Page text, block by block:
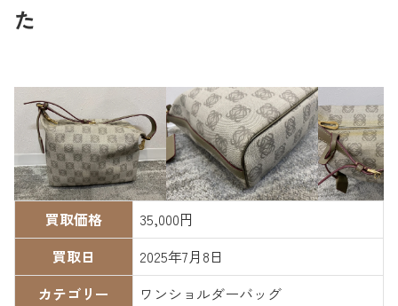
た
買取価格
35,000円
買取日
2025年7月8日
カテゴリー
ワンショルダーバッグ